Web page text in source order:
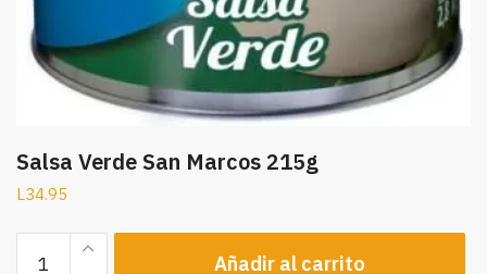
Salsa Verde San Marcos 215g
L34.95
Añadir al carrito